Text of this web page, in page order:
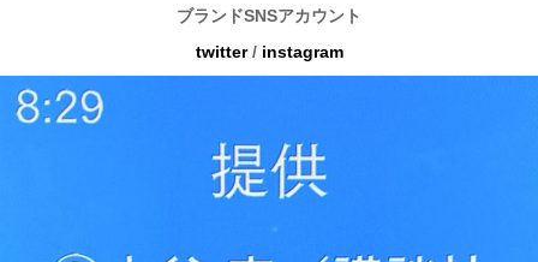
ブランドSNSアカウント
twitter/ instagram